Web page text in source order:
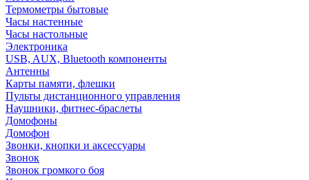
Термометры бытовые
Часы настенные
Часы настольные
Электроника
USB, AUX, Bluetooth компоненты
Антенны
Карты памяти, флешки
Пульты дистанционного управления
Наушники, фитнес-браслеты
Домофоны
Домофон
Звонки, кнопки и аксессуары
Звонок
Звонок громкого боя